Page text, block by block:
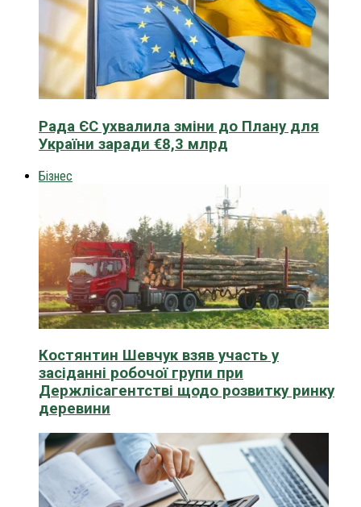
Рада ЄС ухвалила зміни до Плану для
України заради €8,3 млрд
Бізнес
Костянтин Шевчук взяв участь у
засіданні робочої групи при
Держлісагентстві щодо розвитку ринку
деревини